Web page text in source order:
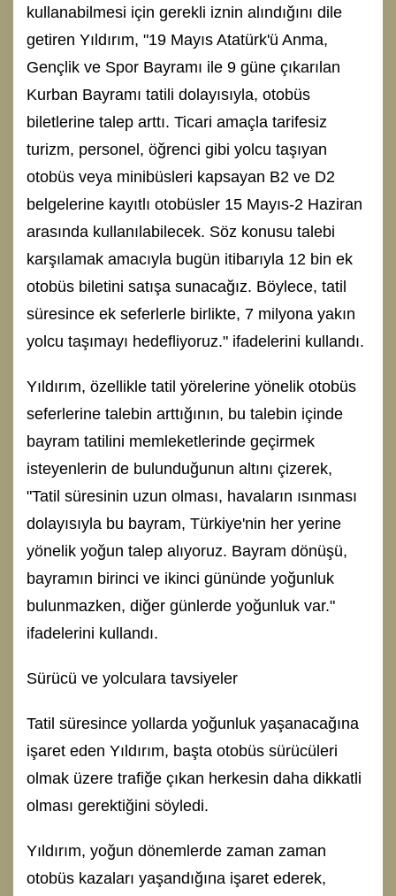
kullanabilmesi için gerekli iznin alındığını dile
getiren Yıldırım, "19 Mayıs Atatürk'ü Anma,
Gençlik ve Spor Bayramı ile 9 güne çıkarılan
Kurban Bayramı tatili dolayısıyla, otobüs
biletlerine talep arttı. Ticari amaçla tarifesiz
turizm, personel, öğrenci gibi yolcu taşıyan
otobüs veya minibüsleri kapsayan B2 ve D2
belgelerine kayıtlı otobüsler 15 Mayıs-2 Haziran
arasında kullanılabilecek. Söz konusu talebi
karşılamak amacıyla bugün itibarıyla 12 bin ek
otobüs biletini satışa sunacağız. Böylece, tatil
süresince ek seferlerle birlikte, 7 milyona yakın
yolcu taşımayı hedefliyoruz." ifadelerini kullandı.
Yıldırım, özellikle tatil yörelerine yönelik otobüs
seferlerine talebin arttığının, bu talebin içinde
bayram tatilini memleketlerinde geçirmek
isteyenlerin de bulunduğunun altını çizerek,
"Tatil süresinin uzun olması, havaların ısınması
dolayısıyla bu bayram, Türkiye'nin her yerine
yönelik yoğun talep alıyoruz. Bayram dönüşü,
bayramın birinci ve ikinci gününde yoğunluk
bulunmazken, diğer günlerde yoğunluk var."
ifadelerini kullandı.
Sürücü ve yolculara tavsiyeler
Tatil süresince yollarda yoğunluk yaşanacağına
işaret eden Yıldırım, başta otobüs sürücüleri
olmak üzere trafiğe çıkan herkesin daha dikkatli
olması gerektiğini söyledi.
Yıldırım, yoğun dönemlerde zaman zaman
otobüs kazaları yaşandığına işaret ederek,